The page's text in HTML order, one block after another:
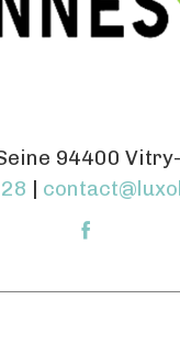
94400
|